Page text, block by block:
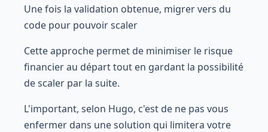
Une fois la validation obtenue, migrer vers du
code pour pouvoir scaler
Cette approche permet de minimiser le risque
financier au départ tout en gardant la possibilité
de scaler par la suite.
L'important, selon Hugo, c'est de ne pas vous
enfermer dans une solution qui limitera votre